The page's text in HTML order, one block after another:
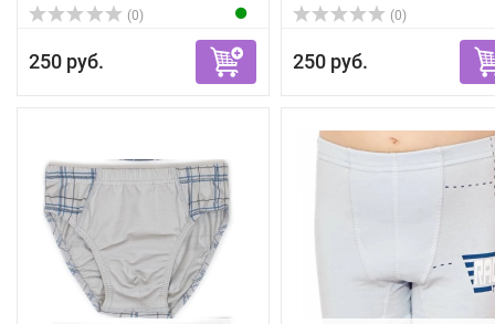
(0)
250 руб.
(0)
250 руб.